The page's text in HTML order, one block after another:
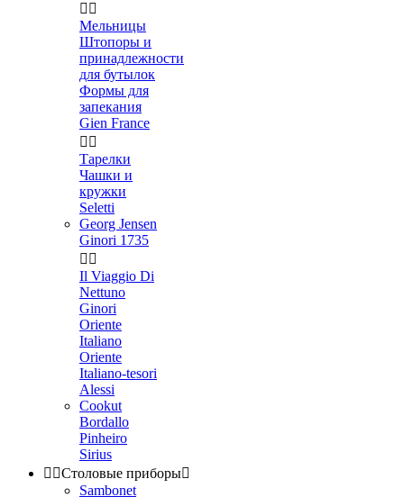
 
Мельницы
Штопоры и
принадлежности
для бутылок
Формы для
запекания
Gien France
 
Тарелки
Чашки и
кружки
Seletti
Georg Jensen
Ginori 1735
 
Il Viaggio Di
Nettuno
Ginori
Oriente
Italiano
Oriente
Italiano-tesori
Alessi
Cookut
Bordallo
Pinheiro
Sirius
 Столовые приборы
Sambonet